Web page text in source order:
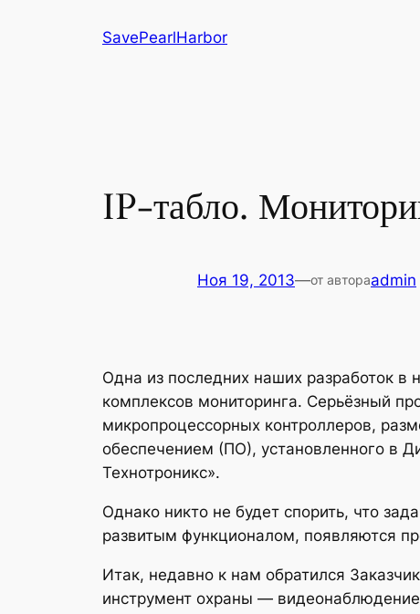
SavePearlHarbor
IP-табло.
Ноя 19, 2013—от автораadmin
Одна из последних наших разработок в
комплексов мониторинга. Серьёзный
микропроцессорных контроллеров,
обеспечением (ПО), установленного в
Технотроникс».
Однако никто не будет спорить, что
развитым функционалом, появляются
Итак, недавно к нам обратился
инструмент охраны —